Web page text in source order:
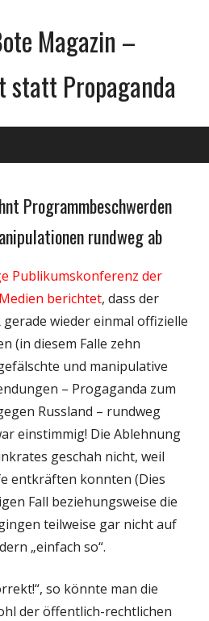
Magazin –
statt Propaganda
Programmbeschwerden
rundweg ab
Publikumskonferenz der
berichtet, dass der
wieder einmal offizielle
(in diesem Falle zehn
und manipulative
– Progaganda zum
Russland – rundweg
einstimmig! Die Ablehnung
geschah nicht, weil
entkräften konnten (Dies
Fall beziehungsweise die
teilweise gar nicht auf
„einfach so“.
so könnte man die
der öffentlich-rechtlichen